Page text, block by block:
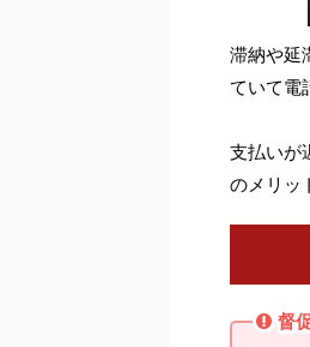
滞納や延
ていて電
支払いが
のメリッ
督